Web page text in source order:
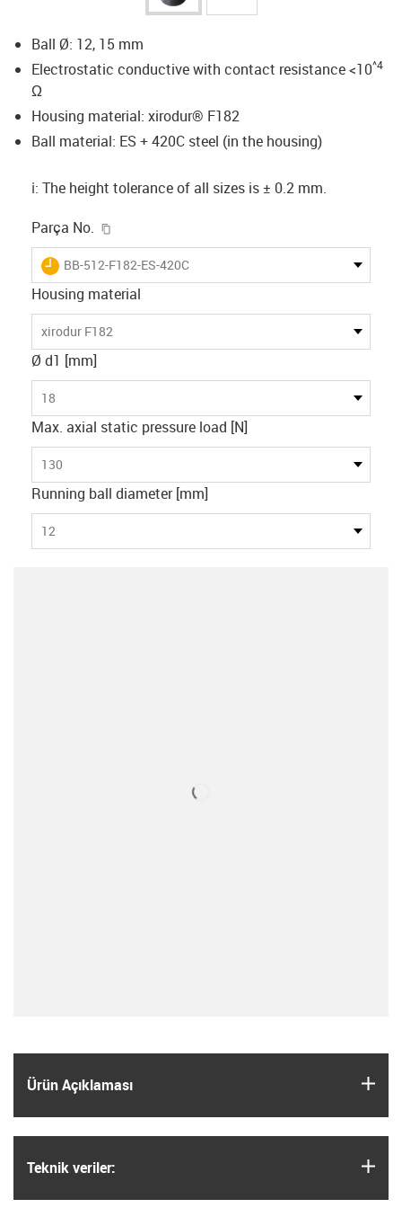
Ball Ø: 12, 15 mm
Electrostatic conductive with contact resistance <10^4
Ω
Housing material: xirodur® F182
Ball material: ES + 420C steel (in the housing)
ℹ️: The height tolerance of all sizes is ± 0.2 mm.
Parça No.
igus-icon-lieferzeit
BB-512-F182-ES-420C
Housing material
xirodur F182
Ø d1 [mm]
18
Max. axial static pressure load [N]
130
Running ball diameter [mm]
12
Ürün Açıklaması
Teknik veriler: